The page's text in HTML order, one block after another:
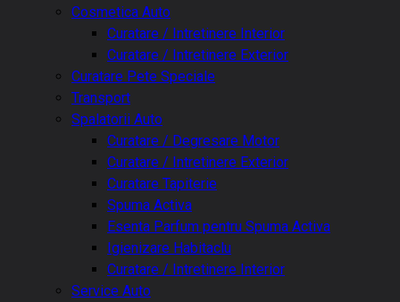
Cosmetica Auto
Curatare / Intretinere Interior
Curatare / Intretinere Exterior
Curatare Pete Speciale
Transport
Spalatorii Auto
Curatare / Degresare Motor
Curatare / Intretinere Exterior
Curatare Tapiterie
Spuma Activa
Esenta Parfum pentru Spuma Activa
Igienizare Habitaclu
Curatare / Intretinere Interior
Service Auto